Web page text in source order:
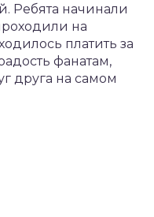
Ребята начинали
на
платить за
фанатам,
друга на самом